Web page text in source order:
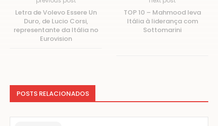
Letra de Volevo Essere Un
Duro, de Lucio Corsi,
representante da Itália no
Eurovision
TOP 10 – Mahmood leva
Itália à liderança com
Sottomarini
POSTS RELACIONADOS